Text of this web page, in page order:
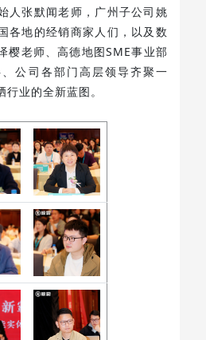
人张默闻老师，广州子公司姚
各地的经销商家人们，以及数
樱老师、高德地图SME事业部
公司各部门高层领导齐聚一
业的全新蓝图。